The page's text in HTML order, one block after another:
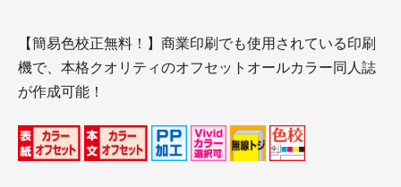
【簡易色校正無料！】商業印刷でも使用されている印刷
機で、本格クオリティのオフセットオールカラー同人誌
が作成可能！